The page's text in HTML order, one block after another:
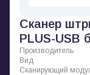
Сканер
PLUS-USB
Производитель
Вид
Сканирующий